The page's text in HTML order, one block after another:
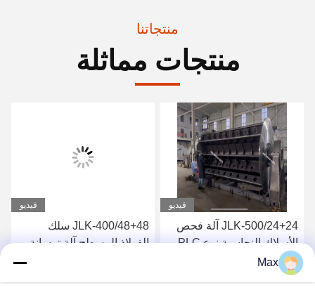
منتجاتنا
منتجات مماثلة
فيديو
JLK-500/24+24 آلة فحص
الأسلاك النحاسية نوع PLC
الإطار الصلب
فيديو
JLK-400/48+48 سلك
الفولاذ المسطح آلة ترسانة
Max